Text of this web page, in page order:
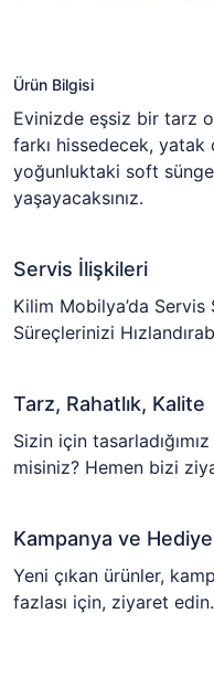
Ürün Bilgisi
Evinizde eşsiz bir tarz
farkı hissedecek,
yoğunluktaki soft
yaşayacaksınız.
Servis İlişkileri
Kilim Mobilya’da
Süreçlerinizi
Tarz, Rahatlık, Kalite
Sizin için
misiniz? Hemen bizi
Kampanya ve
Yeni çıkan ürünler,
fazlası için, ziyaret edin.